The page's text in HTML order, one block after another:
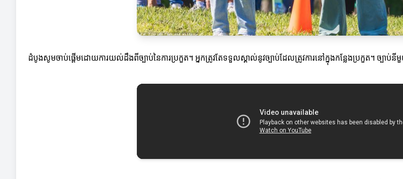
ដំបូងសូមចាប់ផ្តើមដោយការយល់ដឹងពីច្បាប់នៃការប្រកួត។ អ្នកត្រូវតែទទួលស្គាល់នូវច្បាប់ដែលត្រូវការនៅក្នុងកន្លែងប្រកួត។ ច្បា